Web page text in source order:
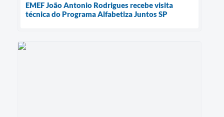
EMEF João Antonio Rodrigues recebe visita
técnica do Programa Alfabetiza Juntos SP